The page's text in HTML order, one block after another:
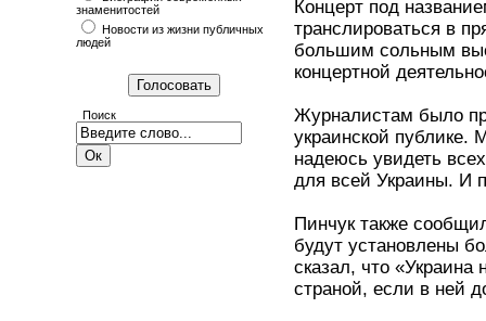
знаменитостей
Новости из жизни публичных
людей
Поиск
Концерт под
транслироваться в
большим сольным
концертной
Журналистам было
украинской публике.
надеюсь увидеть
для всей Украины. И
Пинчук также
будут установлены
сказал, что «Украина
страной, если в ней